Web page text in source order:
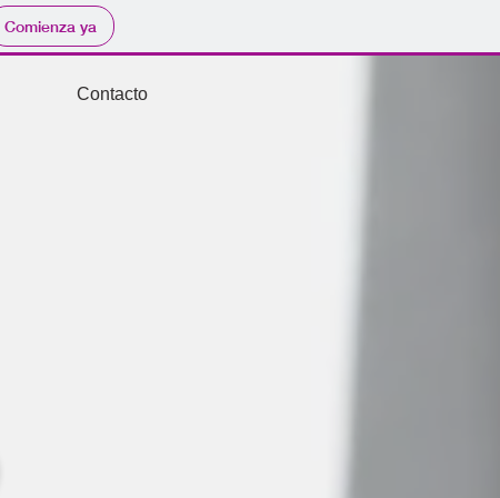
Comienza ya
Contacto